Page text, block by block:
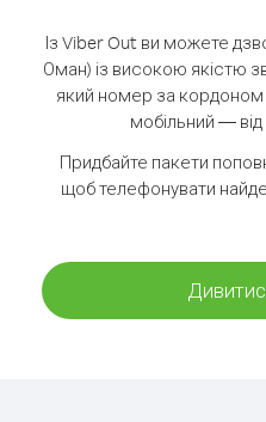
Із Viber Out ви можете
Оман) із високою якістю
який номер за
мобільний — від
Придбайте пакети
щоб телефонувати